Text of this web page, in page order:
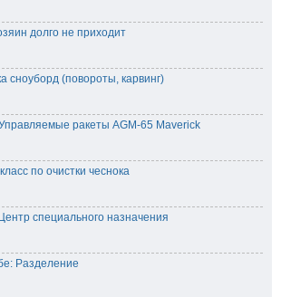
долго не приходит
сноуборд (повороты, карвинг)
ракеты AGM-65 Maverick
по очистки чеснока
специального назначения
Разделение